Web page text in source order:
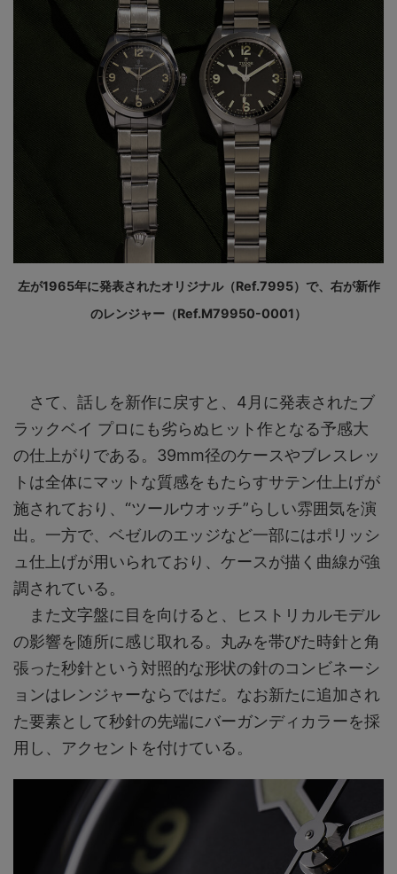
左が1965年に発表されたオリジナル（Ref.7995）で、右が新作
のレンジャー（Ref.M79950-0001）
さて、話しを新作に戻すと、4月に発表されたブ
ラックベイ プロにも劣らぬヒット作となる予感大
の仕上がりである。39mm径のケースやブレスレッ
トは全体にマットな質感をもたらすサテン仕上げが
施されており、“ツールウオッチ”らしい雰囲気を演
出。一方で、ベゼルのエッジなど一部にはポリッシ
ュ仕上げが用いられており、ケースが描く曲線が強
調されている。
また文字盤に目を向けると、ヒストリカルモデル
の影響を随所に感じ取れる。丸みを帯びた時針と角
張った秒針という対照的な形状の針のコンビネーシ
ョンはレンジャーならではだ。なお新たに追加され
た要素として秒針の先端にバーガンディカラーを採
用し、アクセントを付けている。